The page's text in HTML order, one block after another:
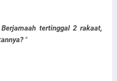
tertinggal 2 rakaat,
"